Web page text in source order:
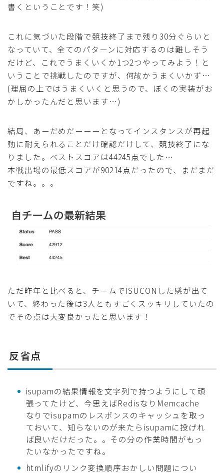
書くということです！笑)
これに気づいた段階で競技終了まで残り30分ぐらいと
なっていて、全てのパターンに対応するのは難しそう
だけど、これでうまくいくか1つ2つやってみよう！と
いうことで挑戦したのですが、何故かうまくいかず…
(理屈の上ではうまくいくと思うので、ぼくの実装がお
かしかったんだと思います…)
結局、あーだめだーーーとなってインスタンスが再起
動に耐えられることだけ確認だけして、競技終了にな
りました。ベストスコアは44245点でした…
本戦出場の最低スコアが90214点だったので、まだまだ
ですね。。。
ただ昨年と比べると、チームでISUCONした感が出て
いて、終わった後は3人ともすごくスッキリしていたの
でその点は大変良かったと思います！
反省点
isupamの結果情報を文字列で持つようにして頑
張ってたけど、今思えばRedisなりMemcache
なりでisupamのレスポンスのキャッシュを取っ
ておいて、知らないのが来たらisupamに投げれ
ば良いだけだった。。その分の作業時間がもっ
たいなかったですね。
htmlifyのリンク変換順序おかしい問題につい